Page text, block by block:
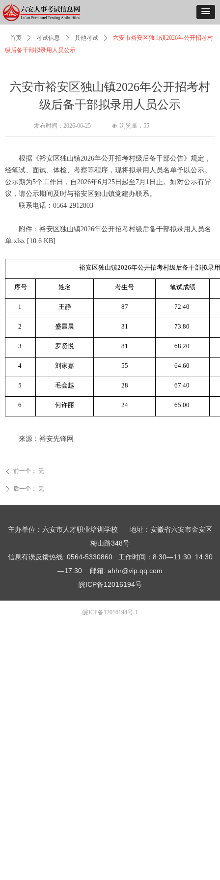
六安市裕安区独山镇2026年公开招考村
级后备干部拟录用人员公示
根据《裕安区独山镇2026年公开招考村级后备干部公告》规定，
经笔试、面试、体检、考察等程序，现将拟录用人员名单予以公示。
公示期为5个工作日，自2026年6月25日起至7月1日止。如对公示有异
议，请公示期间及时与裕安区独山镇党建办联系。
联系电话：0564-2912803
附件：裕安区独山镇2026年公开招考村级后备干部拟录用人员名
单.xlsx [10.6 KB]
裕安区独山镇2026年公开招考村级后备干部拟录
序号 姓名 考生号 笔试成绩
1 王静 87 72.40
2 盛晨晨 31 73.80
3 罗贤悦 81 68.20
4 刘家嘉 55 64.60
5 毛会越 28 67.40
6 何许丽 24 65.00
来源：裕安先锋网
首页 ꄲ 考试信息 ꄲ 其他考试 ꄲ
六安市裕安区独山镇2026年公开招考村
级后备干部拟录用人员公示
发布时间： 2026-06-25 넶 浏览量： 55
ꄴ 前一个： 无
ꄲ 后一个： 无
主办单位：六安市人才职业培训学校 地址：安徽省六安市金安区
梅山路348号
信息有误反馈热线: 0564-5330860 工作时间：8:30—11:30 14:30
—17:30 邮箱: ahhr@vip.qq.com
皖ICP备12016194号
皖ICP备12016194号-1